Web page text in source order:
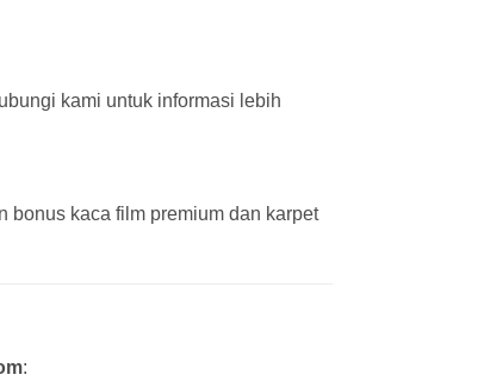
kami untuk informasi lebih
bonus kaca film premium dan karpet
: